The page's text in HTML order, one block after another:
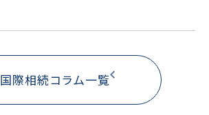
国際相続コラム一覧